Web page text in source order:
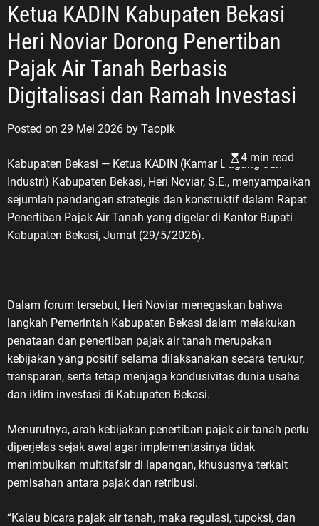
Ketua KADIN Kabupaten Bekasi
Heri Noviar Dorong Penertiban
Pajak Air Tanah Berbasis
Digitalisasi dan Ramah Investasi
Posted on 29 Mei 2026 by Taopik
4 min read
Kabupaten Bekasi — Ketua KADIN (Kamar Dagang dan
Industri) Kabupaten Bekasi, Heri Noviar, S.E., menyampaikan
sejumlah pandangan strategis dan konstruktif dalam Rapat
Penertiban Pajak Air Tanah yang digelar di Kantor Bupati
Kabupaten Bekasi, Jumat (29/5/2026).
Dalam forum tersebut, Heri Noviar menegaskan bahwa
langkah Pemerintah Kabupaten Bekasi dalam melakukan
penataan dan penertiban pajak air tanah merupakan
kebijakan yang positif selama dilaksanakan secara terukur,
transparan, serta tetap menjaga kondusivitas dunia usaha
dan iklim investasi di Kabupaten Bekasi.
Menurutnya, arah kebijakan penertiban pajak air tanah perlu
diperjelas sejak awal agar implementasinya tidak
menimbulkan multitafsir di lapangan, khususnya terkait
pemisahan antara pajak dan retribusi.
“Kalau bicara pajak air tanah, maka regulasi, tupoksi, dan